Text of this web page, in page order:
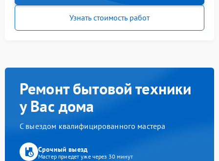
Узнать стоимость работ
Ремонт бытовой техники
у Вас дома
С выездом квалифицированного мастера
Срочный выезд
Мастер приедет уже через 30 минут